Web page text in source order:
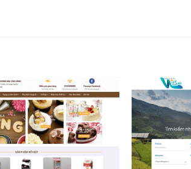
lồ được kiểm duyệt bởi các nhân viên và
cộng đồng WordPress, họ sẽ giúp bạn trả